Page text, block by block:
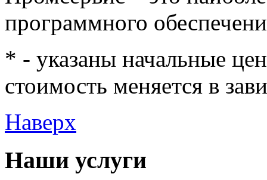
программного
* - указаны начальные
стоимость меняется в
Наверх
Наши услуги